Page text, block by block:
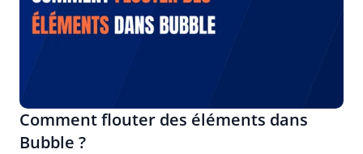
Comment flouter des éléments dans
Bubble ?